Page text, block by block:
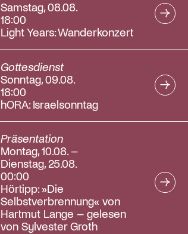
Bildunterschrift ein/
Samstag, 08.08.
18:00
Light Years: Wanderkonzert
Gottesdienst
Sonntag, 09.08.
18:00
hORA: Israelsonntag
Präsentation
Montag, 10.08. –
Dienstag, 25.08.
00:00
Hörtipp: »Die
Selbstverbrennung« von
Hartmut Lange – gelesen
von Sylvester Groth